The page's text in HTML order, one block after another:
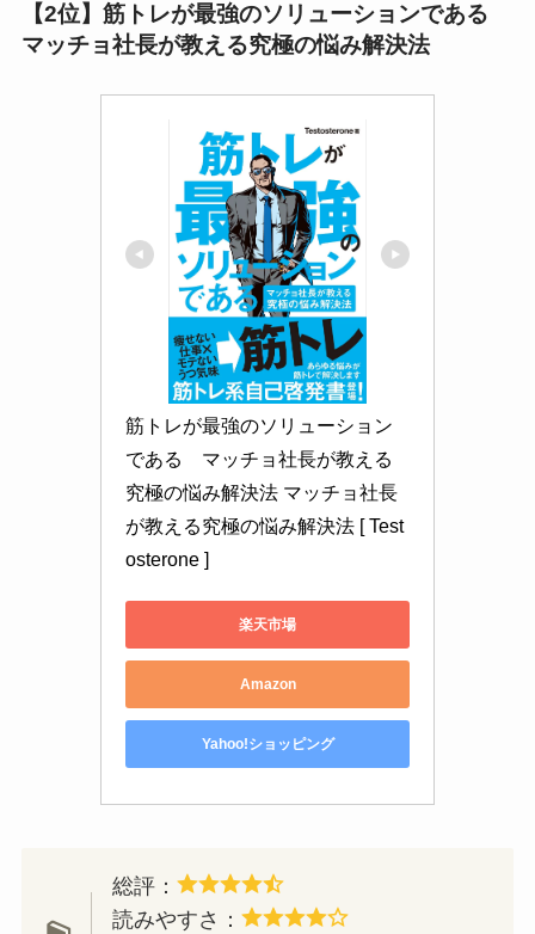
【2位】筋トレが最強のソリューションである
マッチョ社長が教える究極の悩み解決法
筋トレが最強のソリューション
である　マッチョ社長が教える
究極の悩み解決法 マッチョ社長
が教える究極の悩み解決法 [ Test
osterone ]
楽天市場
Amazon
Yahoo!ショッピング
総評：
読みやすさ：